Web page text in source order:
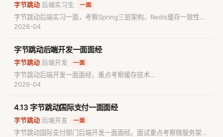
字节跳动 后端实习生 一面
字节跳动后端实习一面，考察Spring三层架构、Redis缓存一致性、
MySQL B+树索引、操作系统死锁与CAS、TCP-UDP网络基础，以
2026-04
字节跳动后端开发一面面经
字节跳动 后端开发 一面
字节跳动后端开发一面面经，重点考察缓存技术
（Guava/Caffeine）、分布式缓存一致性、TCP/HTTP协议细节
后端面试的求职者复盘核心技术栈。
2026-04
4.13 字节跳动国际支付一面面经
字节跳动 后端开发 一面
字节跳动国际支付部门后端开发一面面经。面试重点考察微服务架构